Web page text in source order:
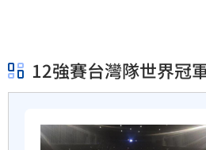
12強賽台灣隊世界冠